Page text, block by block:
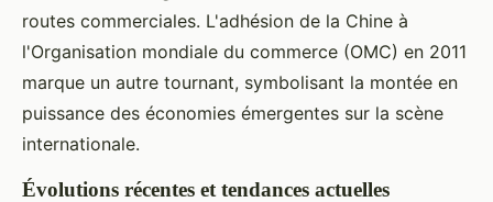
routes commerciales. L'adhésion de la Chine à
l'Organisation mondiale du commerce (OMC) en 2011
marque un autre tournant, symbolisant la montée en
puissance des économies émergentes sur la scène
internationale.
Évolutions récentes et tendances actuelles